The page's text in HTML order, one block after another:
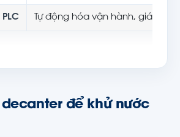
Tự động hóa vận hành, giám
để khử nước